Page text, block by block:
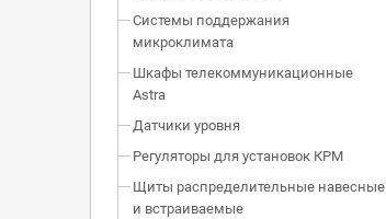
Системы поддержания
микроклимата
Шкафы телекоммуникационные
Astra
Датчики уровня
Регуляторы для установок КРМ
Щиты распределительные навесные
и встраиваемые